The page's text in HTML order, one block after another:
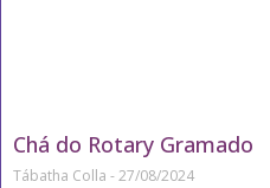
Chá do Rotary Gramado
Tábatha Colla 27/08/2024